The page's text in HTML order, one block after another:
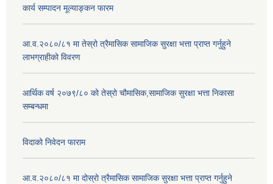
कार्य सम्पादन मूल्याङ्कन फारम
आ.व.२०८०/८१ मा तेस्रो त्रैमासिक सामाजिक सुरक्षा भत्ता प्राप्त गर्नुहुने
लाभग्राहीको विवरण
आर्थिक वर्ष २०७९/८० को तेस्रो चौमासिक,सामाजिक सुरक्षा भत्ता निकासा
सम्बन्धमा
विदाको निवेदन फाराम
आ.व.२०८०/८१ मा दोस्रो त्रैमासिक सामाजिक सुरक्षा भत्ता प्राप्त गर्नुहुने